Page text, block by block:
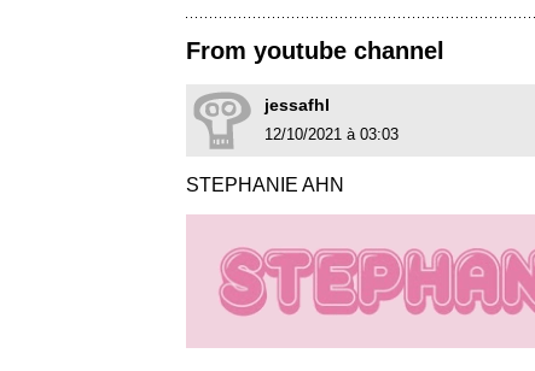
From youtube channel
jessafhl
12/10/2021 à 03:03
STEPHANIE AHN